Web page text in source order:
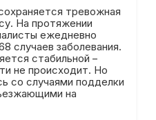
тревожная
На протяжении
ежедневно
случаев заболевания.
стабильной –
не происходит. Но
со случаями подделки
на